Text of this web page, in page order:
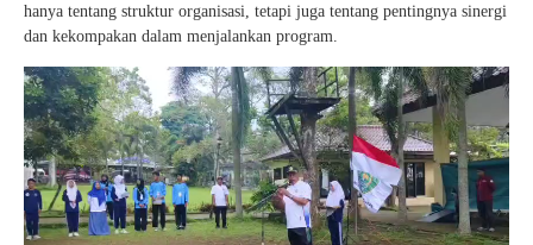
hanya tentang struktur organisasi, tetapi juga tentang pentingnya sinergi
dan kekompakan dalam menjalankan program.